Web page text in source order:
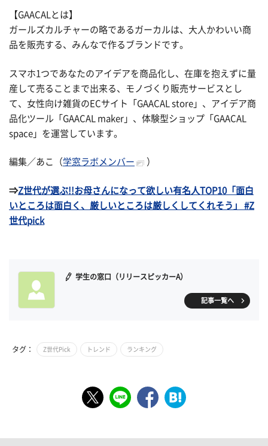
【GAACALとは】
ガールズカルチャーの略であるガーカルは、大人かわいい商
品を販売する、みんなで作るブランドです。
スマホ1つであなたのアイデアを商品化し、在庫を抱えずに量
産して売ることまで出来る、モノづくり販売サービスとし
て、女性向け雑貨のECサイト「GAACAL store」、アイデア商
品化ツール「GAACAL maker」、体験型ショップ「GAACAL
space」を運営しています。
編集／あこ（ 学窓ラボメンバー ）
⇒Z世代が選ぶ!!お母さんになって欲しい有名人TOP10「面白
いところは面白く、厳しいところは厳しくしてくれそう」 #Z
世代pick
学生の窓口（リリースピッカーA）
記事一覧へ
タグ： Z世代Pick トレンド ランキング